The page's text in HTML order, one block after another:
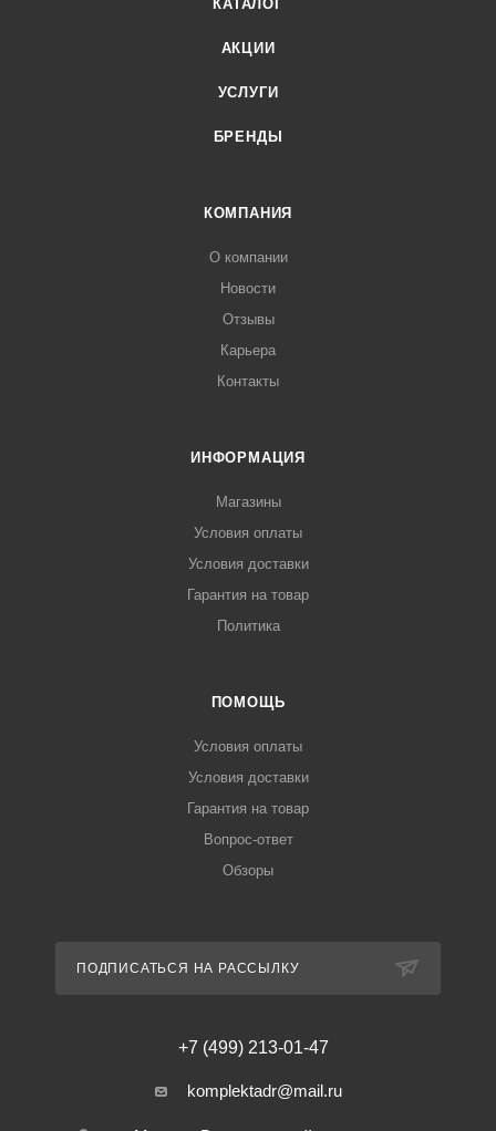
КАТАЛОГ
АКЦИИ
УСЛУГИ
БРЕНДЫ
КОМПАНИЯ
О компании
Новости
Отзывы
Карьера
Контакты
ИНФОРМАЦИЯ
Магазины
Условия оплаты
Условия доставки
Гарантия на товар
Политика
ПОМОЩЬ
Условия оплаты
Условия доставки
Гарантия на товар
Вопрос-ответ
Обзоры
ПОДПИСАТЬСЯ НА РАССЫЛКУ
+7 (499) 213-01-47
komplektadr@mail.ru